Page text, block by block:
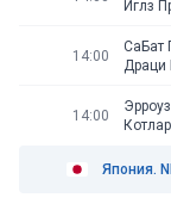
Иглз
14:00
СаБат
Драци
14:00
Япония.